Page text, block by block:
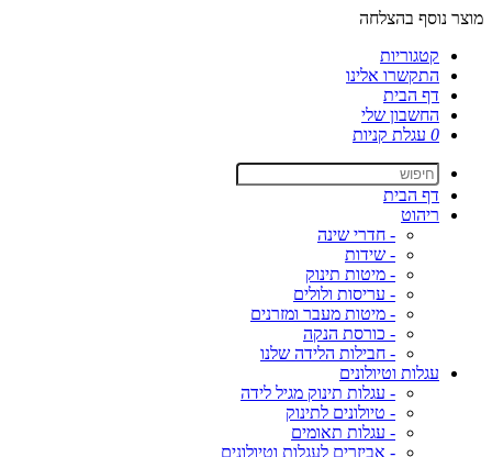
מוצר נוסף בהצלחה
קטגוריות
התקשרו אלינו
דף הבית
החשבון שלי
0 עגלת קניות
דף הבית
ריהוט
- חדרי שינה
- שידות
- מיטות תינוק
- עריסות ולולים
- מיטות מעבר ומזרנים
- כורסת הנקה
- חבילות הלידה שלנו
עגלות וטיולונים
- עגלות תינוק מגיל לידה
- טיולונים לתינוק
- עגלות תאומים
- אביזרים לעגלות וטיולונים